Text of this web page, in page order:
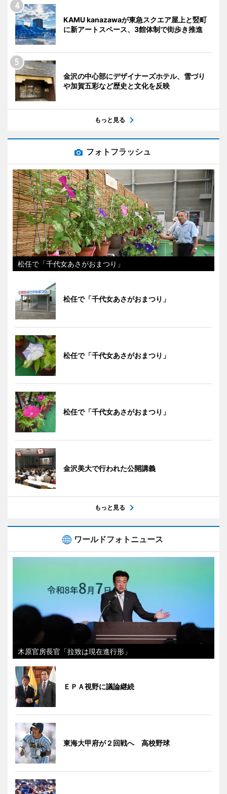
KAMU kanazawaが東急スクエア屋上と竪町
に新アートスペース、3館体制で街歩き推進
金沢の中心部にデザイナーズホテル、雪づり
や加賀五彩など歴史と文化を反映
もっと見る
フォトフラッシュ
松任で「千代女あさがおまつり」
松任で「千代女あさがおまつり」
松任で「千代女あさがおまつり」
松任で「千代女あさがおまつり」
金沢美大で行われた公開講義
もっと見る
ワールドフォトニュース
木原官房長官「拉致は現在進行形」
ＥＰＡ視野に議論継続
東海大甲府が２回戦へ 高校野球